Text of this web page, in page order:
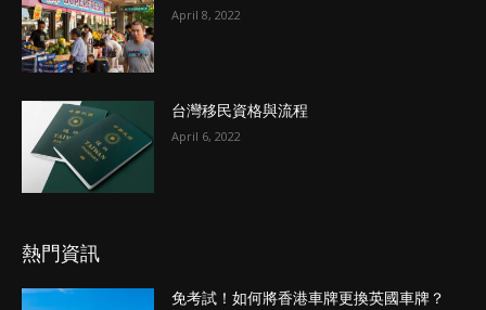
April 8, 2022
台灣移民資格與流程
April 6, 2022
熱門資訊
免考試！如何將香港車牌更換英國車牌？